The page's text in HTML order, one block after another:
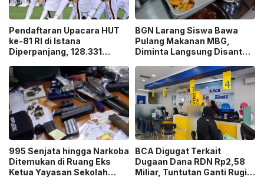
Pendaftaran Upacara HUT
ke-81 RI di Istana
Diperpanjang, 128.331
Ticket”
BGN Larang Siswa Bawa
Pulang Makanan MBG,
Diminta Langsung Disantap
995 Senjata hingga Narkoba
Ditemukan di Ruang Eks
Ketua Yayasan Sekolah
BCA Digugat Terkait
Dugaan Dana RDN Rp2,58
Miliar, Tuntutan Ganti Rugi